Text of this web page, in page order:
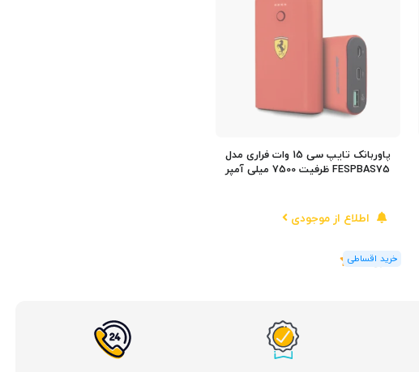
پاوربانک تایپ سی 15 وات فراری مدل
FESPBAS75 ظرفیت 7500 میلی آمپر
اطلاع از موجودی
(1رای)
5